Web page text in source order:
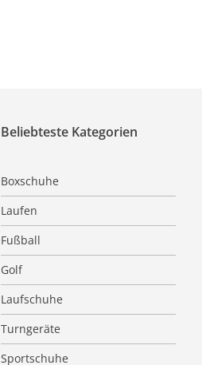
Beliebteste Kategorien
Boxschuhe
Laufen
Fußball
Golf
Laufschuhe
Turngeräte
Sportschuhe